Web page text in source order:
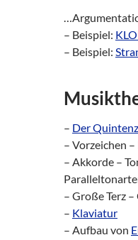
– Beispiel:
– Beispiel:
– Der
– Vorzeichen –
– Akkorde –
– Große Terz
– Klaviatur
– Aufbau von